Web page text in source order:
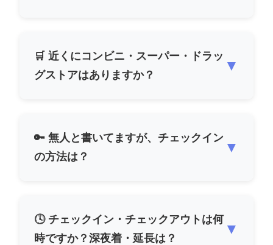
🛒 近くにコンビニ・スーパー・ドラッ
グストアはありますか？
▼
🔑 無人と書いてますが、チェックイン
の方法は？
▼
🕓 チェックイン・チェックアウトは何
時ですか？深夜着・延長は？
▼